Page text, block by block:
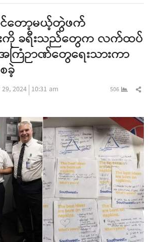
င်တော့မယ့်တွဲဖက်
ကို ခရီးသည်တွေက လက်ထပ်
အကြံဉာဏ်တွေရေးသားကာ
ခဲ့
2024 10:31 am
506